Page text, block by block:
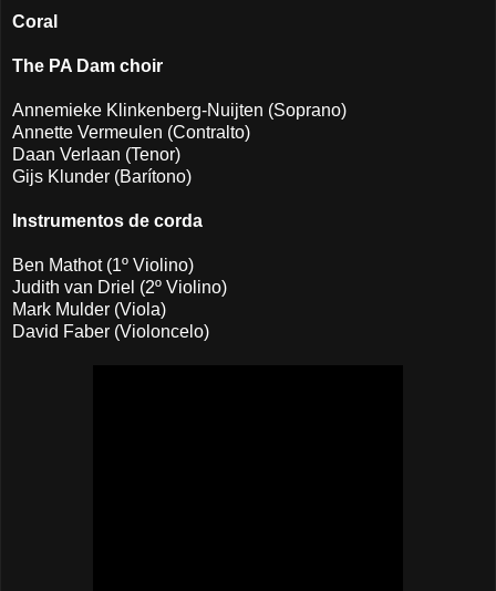
Coral
The PA Dam choir
Annemieke Klinkenberg-Nuijten (Soprano)
Annette Vermeulen (Contralto)
Daan Verlaan (Tenor)
Gijs Klunder (Barítono)
Instrumentos de corda
Ben Mathot (1º Violino)
Judith van Driel (2º Violino)
Mark Mulder (Viola)
David Faber (Violoncelo)